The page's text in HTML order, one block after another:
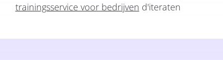
trainingsservice voor bedrijven d'iteraten